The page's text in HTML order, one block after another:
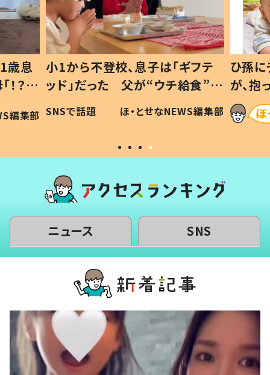
歳息
？」
編集部
小1から不登校、息子は「ギフテ
ッド」だった 父が“ウチ給食”を
作り続ける理由とは #令和の親
#令和の子
SNSで話題 ほ・とせなNEWS編集部
ひ孫
が、
「涙が
い」
ニュース SNS